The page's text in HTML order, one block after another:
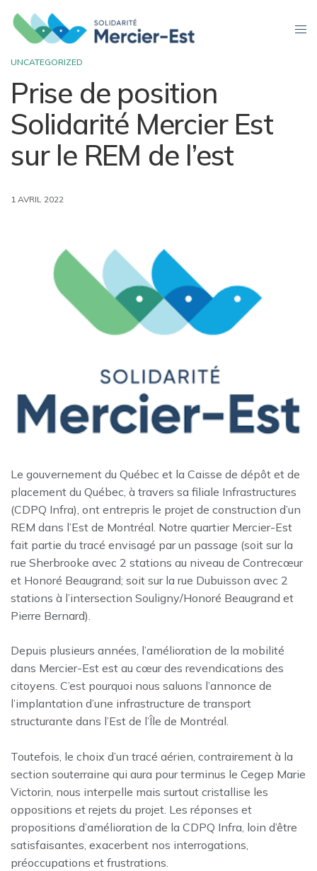
UNCATEGORIZED
Prise de position
Solidarité Mercier Est
sur le REM de l’est
1 AVRIL 2022
Le gouvernement du Québec et la Caisse de dépôt et de
placement du Québec, à travers sa filiale Infrastructures
(CDPQ Infra), ont entrepris le projet de construction d’un
REM dans l’Est de Montréal. Notre quartier Mercier-Est
fait partie du tracé envisagé par un passage (soit sur la
rue Sherbrooke avec 2 stations au niveau de Contrecœur
et Honoré Beaugrand; soit sur la rue Dubuisson avec 2
stations à l’intersection Souligny/Honoré Beaugrand et
Pierre Bernard).
Depuis plusieurs années, l’amélioration de la mobilité
dans Mercier-Est est au cœur des revendications des
citoyens. C’est pourquoi nous saluons l’annonce de
l’implantation d’une infrastructure de transport
structurante dans l’Est de l’Île de Montréal.
Toutefois, le choix d’un tracé aérien, contrairement à la
section souterraine qui aura pour terminus le Cegep Marie
Victorin, nous interpelle mais surtout cristallise les
oppositions et rejets du projet. Les réponses et
propositions d’amélioration de la CDPQ Infra, loin d’être
satisfaisantes, exacerbent nos interrogations,
préoccupations et frustrations.